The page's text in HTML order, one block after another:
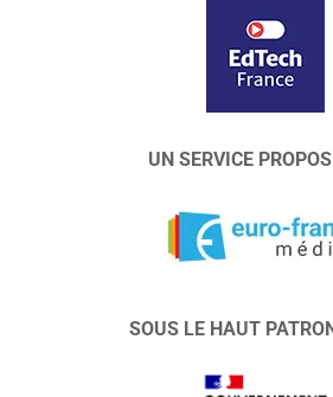
UN SERVICE
SOUS LE HAUT